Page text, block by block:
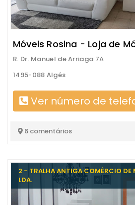
Móveis Rosina - Loja de
R. Dr. Manuel de Arriaga 7A
1495-088 Algés
Ver número de
6 comentários
2 - TRALHA ANTIGA COMÉRCIO DE
LDA.